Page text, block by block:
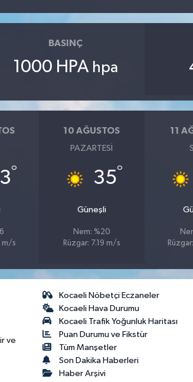
BASINÇ
1000 HPA hpa
°
m/s
10 AĞUSTOS
PAZARTESI
35°
Güneşli
Nem: %20
Rüzgar: 7.19 m/s
11
ve
Kocaeli Nöbetçi Eczaneler
Kocaeli Hava Durumu
Kocaeli Trafik Yoğunluk Haritası
Puan Durumu ve Fikstür
Tüm Manşetler
Son Dakika Haberleri
Haber Arşivi